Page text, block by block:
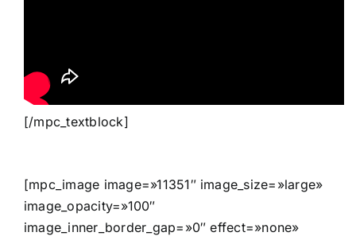
[/mpc_textblock]
[mpc_image image=»11351″ image_size=»large»
image_opacity=»100″
image_inner_border_gap=»0″ effect=»none»